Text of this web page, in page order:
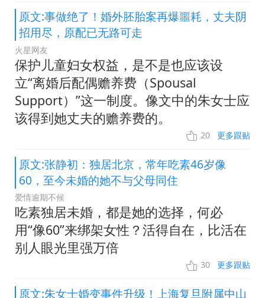
原文:事做绝了！婚外胚胎案再爆噩耗，丈夫阴
招用尽，原配已无路可走
火星网友
保护儿童妇女权益，是不是也应该设
立“离婚后配偶赡养费（Spousal
Support）”这一制度。像文中的朱女士应
该得到她丈夫的赡养费的。
20 更多跟贴
原文:张静初：独居北京，常年吃素46岁像
60，至今未婚的她不与父母同住
爱情逾期不候
吃素独居未婚，都是她的选择，何必
用“像60”来绑架女性？活得自在，比活在
别人眼光里强万倍
30 更多跟贴
原文:朱女士婚变事件升级！上海复旦附属中山